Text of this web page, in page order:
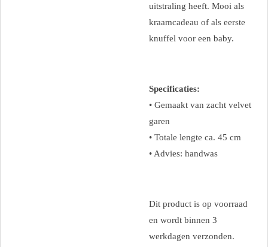
uitstraling heeft. Mooi als
kraamcadeau of als eerste
knuffel voor een baby.
Specificaties:
• Gemaakt van zacht velvet
garen
• Totale lengte ca. 45 cm
• Advies: handwas
Dit product is op voorraad
en wordt binnen 3
werkdagen verzonden.